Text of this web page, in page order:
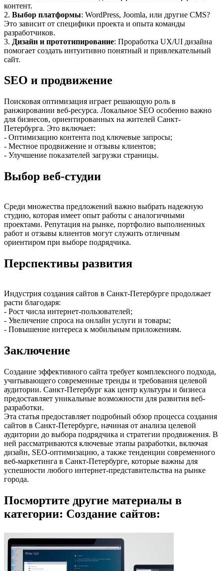
контент.
2. Выбор платформы: WordPress, Joomla, или другие CMS?
Это зависит от специфики проекта и опыта команды
разработчиков.
3. Дизайн и прототипирование: Проработка UX/UI дизайна
помогает создать интуитивно понятный и привлекательный
сайт.
SEO и продвижение
Поисковая оптимизация играет решающую роль в
ранжировании веб-ресурса. Локальное SEO особенно важно
для бизнесов, ориентированных на жителей Санкт-
Петербурга. Это включает:
- Оптимизацию контента под ключевые запросы;
- Местное продвижение и отзывы клиентов;
- Улучшение показателей загрузки страницы.
Выбор веб-студии
Среди множества предложений важно выбрать надежную
студию, которая имеет опыт работы с аналогичными
проектами. Репутация на рынке, портфолио выполненных
работ и отзывы клиентов могут служить отличным
ориентиром при выборе подрядчика.
Перспективы развития
Индустрия создания сайтов в Санкт-Петербурге продолжает
расти благодаря:
- Рост числа интернет-пользователей;
- Увеличение спроса на онлайн услуги и товары;
- Повышение интереса к мобильным приложениям.
Заключение
Создание эффективного сайта требует комплексного подхода,
учитывающего современные тренды и требования целевой
аудитории. Санкт-Петербург как центр культуры и бизнеса
предоставляет уникальные возможности для развития веб-
разработки.
Эта статья предоставляет подробный обзор процесса создания
сайтов в Санкт-Петербурге, начиная от анализа целевой
аудитории до выбора подрядчика и стратегии продвижения. В
ней рассматриваются ключевые этапы разработки, включая
дизайн, SEO-оптимизацию, а также тенденции современного
веб-маркетинга в Санкт-Петербурге, которые важны для
успешности любого интернет-представительства на рынке
города.
Посмортите другие материалы в
категории: Создание сайтов: